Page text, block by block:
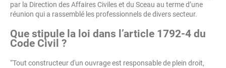
par la Direction des Affaires Civiles et du Sceau au terme d’une
réunion qui a rassemblé les professionnels de divers secteur.
Que stipule la loi dans l’article 1792-4 du
Code Civil ?
“Tout constructeur d'un ouvrage est responsable de plein droit,